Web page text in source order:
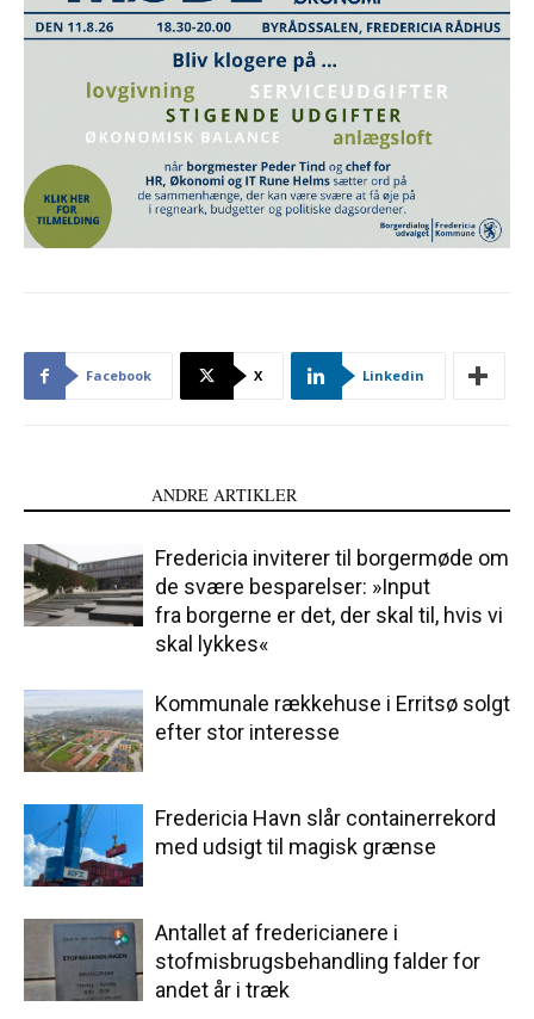
Facebook X Linkedin
ANDRE ARTIKLER
Fredericia inviterer til borgermøde om
de svære besparelser: »Input
fra borgerne er det, der skal til, hvis vi
skal lykkes«
Kommunale rækkehuse i Erritsø solgt
efter stor interesse
Fredericia Havn slår containerrekord
med udsigt til magisk grænse
Antallet af fredericianere i
stofmisbrugsbehandling falder for
andet år i træk